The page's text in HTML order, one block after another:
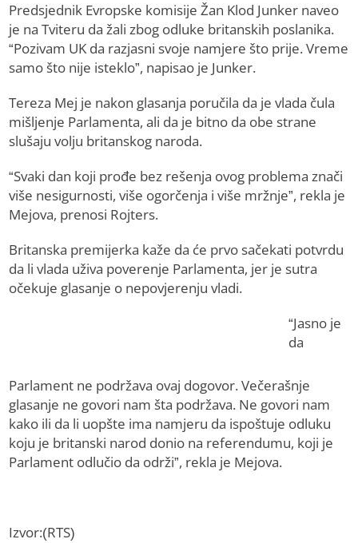
Predsjednik Evropske komisije Žan Klod Junker naveo
je na Tviteru da žali zbog odluke britanskih poslanika.
“Pozivam UK da razjasni svoje namjere što prije. Vreme
samo što nije isteklo”, napisao je Junker.
Tereza Mej je nakon glasanja poručila da je vlada čula
mišljenje Parlamenta, ali da je bitno da obe strane
slušaju volju britanskog naroda.
“Svaki dan koji prođe bez rešenja ovog problema znači
više nesigurnosti, više ogorčenja i više mržnje”, rekla je
Mejova, prenosi Rojters.
Britanska premijerka kaže da će prvo sačekati potvrdu
da li vlada uživa poverenje Parlamenta, jer je sutra
očekuje glasanje o nepovjerenju vladi.
“Jasno je
da
Parlament ne podržava ovaj dogovor. Večerašnje
glasanje ne govori nam šta podržava. Ne govori nam
kako ili da li uopšte ima namjeru da ispoštuje odluku
koju je britanski narod donio na referendumu, koji je
Parlament odlučio da održi”, rekla je Mejova.
Izvor:(RTS)